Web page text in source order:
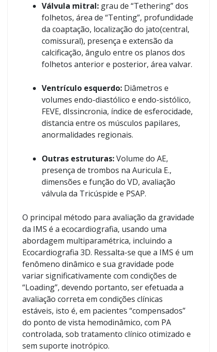
Válvula mitral: grau de “Tethering” dos
folhetos, área de “Tenting”, profundidade
da coaptação, localização do jato(central,
comissural), presença e extensão da
calcificação, ângulo entre os planos dos
folhetos anterior e posterior, área valvar.
Ventrículo esquerdo: Diâmetros e
volumes endo-diastólico e endo-sistólico,
FEVE, dIssincronia, índice de esferocidade,
distancia entre os músculos papilares,
anormalidades regionais.
Outras estruturas:Volume do AE,
presença de trombos na Auricula E.,
dimensões e função do VD, avaliação
válvula da Tricúspide e PSAP.
O principal método para avaliação da gravidade
da IMS é a ecocardiografia, usando uma
abordagem multiparamétrica, incluindo a
Ecocardiografia 3D. Ressalta-se que a IMS é um
fenômeno dinâmico e sua gravidade pode
variar significativamente com condições de
“Loading”, devendo portanto, ser efetuada a
avaliação correta em condições clínicas
estáveis, isto é, em pacientes “compensados”
do ponto de vista hemodinâmico, com PA
controlada, sob tratamento clínico otimizado e
sem suporte inotrópico.